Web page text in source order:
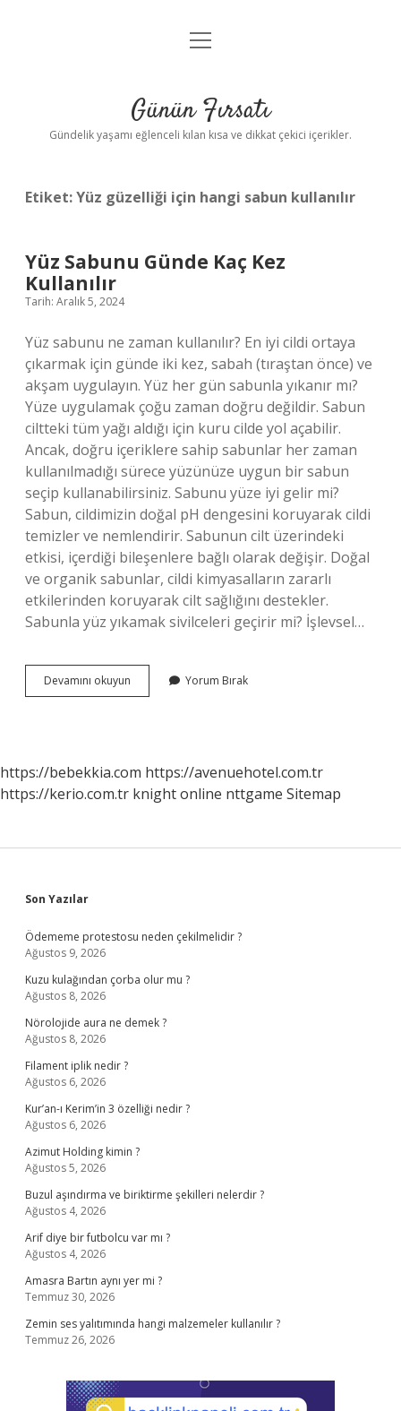
Anasayfa
Yasal Uyarı
menüyü
Günün Fırsatı
Gündelik yaşamı eğlenceli kılan kısa ve dikkat çekici içerikler.
Etiket:Yüz güzelliği için hangi sabun kullanılır
Yüz Sabunu Günde Kaç Kez
Kullanılır
Tarih: Aralık 5, 2024
Yüz sabunu ne zaman kullanılır? En iyi cildi ortaya
çıkarmak için günde iki kez, sabah (tıraştan önce) ve
akşam uygulayın. Yüz her gün sabunla yıkanır mı?
Yüze uygulamak çoğu zaman doğru değildir. Sabun
ciltteki tüm yağı aldığı için kuru cilde yol açabilir.
Ancak, doğru içeriklere sahip sabunlar her zaman
kullanılmadığı sürece yüzünüze uygun bir sabun
seçip kullanabilirsiniz. Sabunu yüze iyi gelir mi?
Sabun, cildimizin doğal pH dengesini koruyarak cildi
temizler ve nemlendirir. Sabunun cilt üzerindeki
etkisi, içerdiği bileşenlere bağlı olarak değişir. Doğal
ve organik sabunlar, cildi kimyasalların zararlı
etkilerinden koruyarak cilt sağlığını destekler.
Sabunla yüz yıkamak sivilceleri geçirir mi? İşlevsel…
Devamını okuyun
Sabunu
Yorum Bırak
https://bebekkia.com https://avenuehotel.com.tr
https://kerio.com.tr knight online nttgame Sitemap
Sidebar
Son Yazılar
Ödememe protestosu neden çekilmelidir ?
Ağustos 9, 2026
Kuzu kulağından çorba olur mu ?
Ağustos 8, 2026
Nörolojide aura ne demek ?
Ağustos 8, 2026
Filament iplik nedir ?
Ağustos 6, 2026
Kur’an-ı Kerim’in 3 özelliği nedir ?
Ağustos 6, 2026
Azimut Holding kimin ?
Ağustos 5, 2026
Buzul aşındırma ve biriktirme şekilleri nelerdir ?
Ağustos 4, 2026
Arif diye bir futbolcu var mı ?
Ağustos 4, 2026
Amasra Bartın aynı yer mi ?
Temmuz 30, 2026
Zemin ses yalıtımında hangi malzemeler kullanılır ?
Temmuz 26, 2026